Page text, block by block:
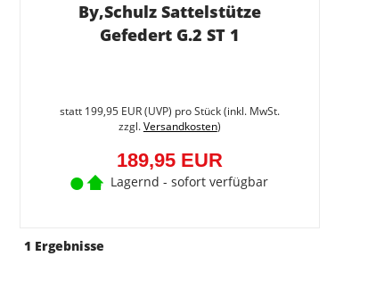
By,Schulz Sattelstütze
Gefedert G.2 ST 1
statt 199,95 EUR(UVP) pro Stück (inkl. MwSt.
zzgl.Versandkosten)
189,95 EUR
Lagernd - sofort verfügbar
1 Ergebnisse